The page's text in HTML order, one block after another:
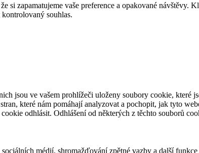
si zapamatujeme vaše preference a opakované návštěvy.
souhlas.
jsou ve vašem prohlížeči uloženy soubory cookie, které
které nám pomáhají analyzovat a pochopit, jak tyto
odhlásit. Odhlášení od některých z těchto souborů
médií, shromažďování zpětné vazby a další funkce